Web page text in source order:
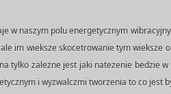
w naszym polu energetycznym
im wieksze skocetrowanie tym
tylko zalezne jest jaki natezenie bedzie
i wyzwalczmi tworzenia to co jest